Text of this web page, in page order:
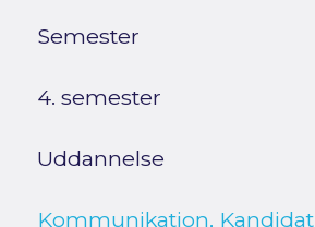
Semester
4. semester
Uddannelse
Kommunikation, Kandidat